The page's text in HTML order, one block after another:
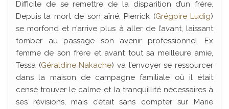
Difficile de se remettre de la disparition d’un frère.
Depuis la mort de son aîné, Pierrick (Grégoire Ludig)
se morfond et n’arrive plus à aller de l’avant, laissant
tomber au passage son avenir professionnel. Ex
femme de son frère et avant tout sa meilleure amie,
Tessa (Géraldine Nakache) va l’envoyer se ressourcer
dans la maison de campagne familiale où il était
censé trouver le calme et la tranquillité nécessaires à
ses révisions, mais c’était sans compter sur Marie